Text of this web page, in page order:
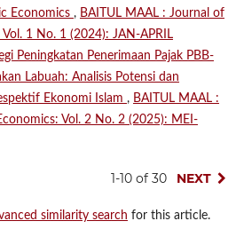
Economics , BAITUL MAAL : Journal of
1 No. 1 (2024): JAN-APRIL
Peningkatan Penerimaan Pajak PBB-
Labuah: Analisis Potensi dan
Ekonomi Islam , BAITUL MAAL :
Vol. 2 No. 2 (2025): MEI-
1-10 of 30 NEXT
similarity search for this article.